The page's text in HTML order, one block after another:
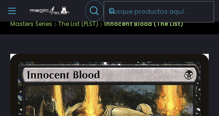
Escribenos
Cartas Sueltas Magic Ediciones Especiales
Masters Series The List (PLST) Innocent Blood (The List)